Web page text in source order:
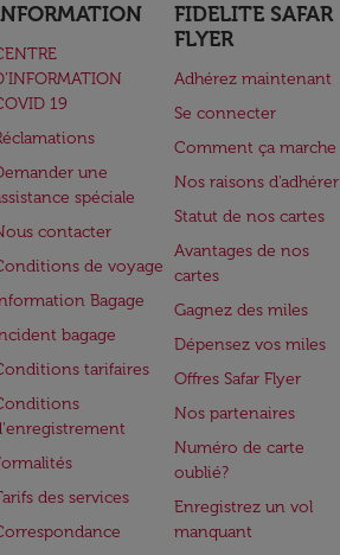
19
une
spéciale
contacter
de voyage
Bagage
bagage
tarifaires
des services
FIDELITE SAFAR
FLYER
Adhérez maintenant
Se connecter
Comment ça marche
Nos raisons d'adhérer
Statut de nos cartes
Avantages de nos
cartes
Gagnez des miles
Dépensez vos miles
Offres Safar Flyer
Nos partenaires
Numéro de carte
oublié?
Enregistrez un vol
manquant